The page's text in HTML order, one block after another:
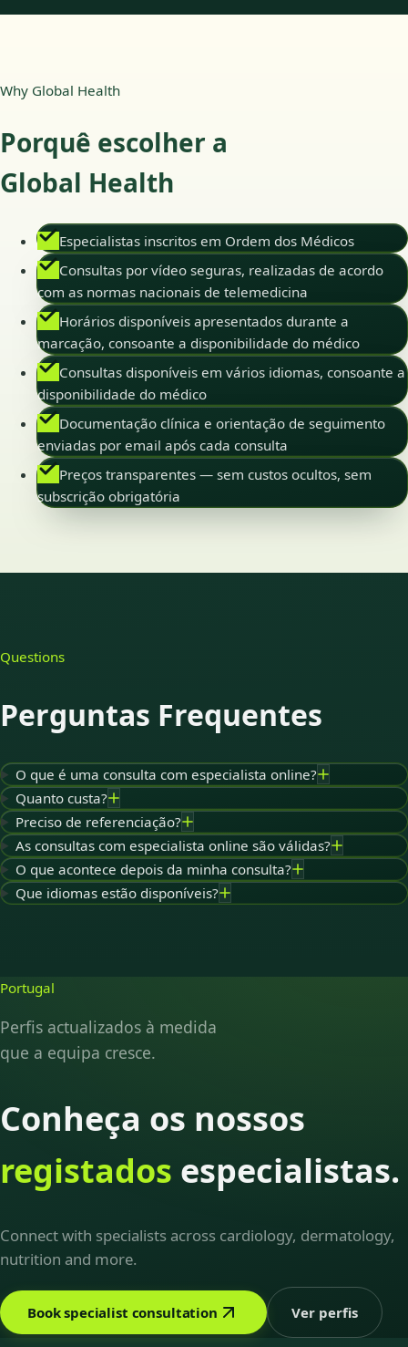
Why Global Health
Porquê escolher a
Global Health
Especialistas inscritos em Ordem dos Médicos
Consultas por vídeo seguras, realizadas de acordo
com as normas nacionais de telemedicina
Horários disponíveis apresentados durante a
marcação, consoante a disponibilidade do médico
Consultas disponíveis em vários idiomas, consoante a
disponibilidade do médico
Documentação clínica e orientação de seguimento
enviadas por email após cada consulta
Preços transparentes — sem custos ocultos, sem
subscrição obrigatória
Questions
Perguntas Frequentes
O que é uma consulta com especialista online?
Quanto custa?
Preciso de referenciação?
As consultas com especialista online são válidas?
O que acontece depois da minha consulta?
Que idiomas estão disponíveis?
Portugal
Perfis actualizados à medida
que a equipa cresce.
Conheça os nossos
registados especialistas.
Connect with specialists across cardiology, dermatology,
nutrition and more.
Book specialist consultation Ver perfis